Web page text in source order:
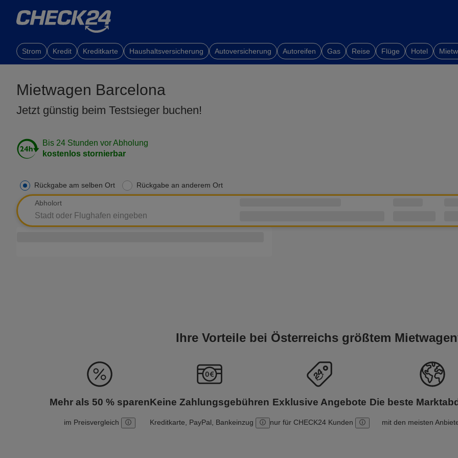
Strom Kredit Kreditkarte Haushaltsversicherung Autoversicherung Autoreifen Gas Reise Flüge Hotel
Mietwagen Barcelona
Jetzt günstig beim Testsieger buchen!
Bis 24 Stunden vor Abholung
kostenlos stornierbar
Rückgabe am selben Ort Rückgabe an anderem Ort
Abholort
Ihre Vorteile bei Österreichs größtem
Mehr als 50 % sparen
im Preisvergleich
Keine Zahlungsgebühren
Kreditkarte, PayPal, Bankeinzug
Exklusive Angebote
nur für CHECK24 Kunden
Die beste
mit den meisten